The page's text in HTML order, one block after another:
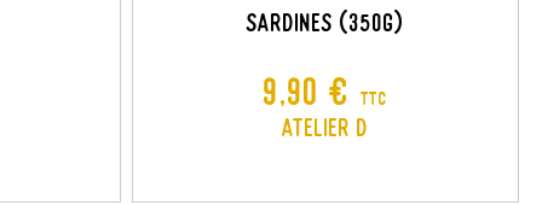
Sardines (350G)
Prix
9,90 € TTC
Atelier D